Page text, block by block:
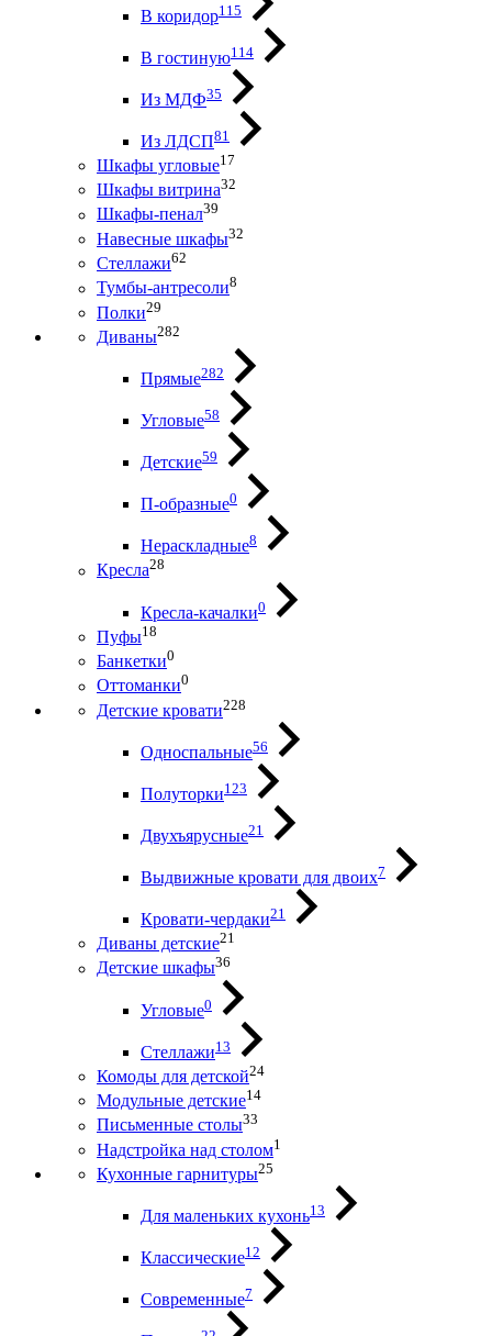
В коридор115
В гостиную114
Из МДФ35
Из ЛДСП81
Шкафы угловые17
Шкафы витрина32
Шкафы-пенал39
Навесные шкафы32
Стеллажи62
Тумбы-антресоли8
Полки29
Диваны282
Прямые282
Угловые58
Детские59
П-образные0
Нераскладные8
Кресла28
Кресла-качалки0
Пуфы18
Банкетки0
Оттоманки0
Детские кровати228
Односпальные56
Полуторки123
Двухъярусные21
Выдвижные кровати для двоих7
Кровати-чердаки21
Диваны детские21
Детские шкафы36
Угловые0
Стеллажи13
Комоды для детской24
Модульные детские14
Письменные столы33
Надстройка над столом1
Кухонные гарнитуры25
Для маленьких кухонь13
Классические12
Современные7